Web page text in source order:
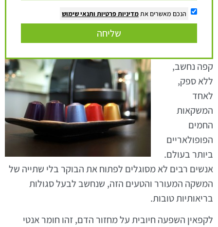
הנכם מאשרים את מדיניות פרטיות ותנאי שימוש
שליחה
קפה נחשב,
ללא ספק,
לאחד
המשקאות
החמים
הפופולאריים
ביותר בעולם.
אנשים רבים לא מסוגלים לפתוח את הבוקר בלי שתייה של
המשקה המעורר והטעים הזה, שנחשב לבעל סגולות
בריאותיות טובות.
לקפאין השפעה חיובית על מחזור הדם, זהו חומר אנטי